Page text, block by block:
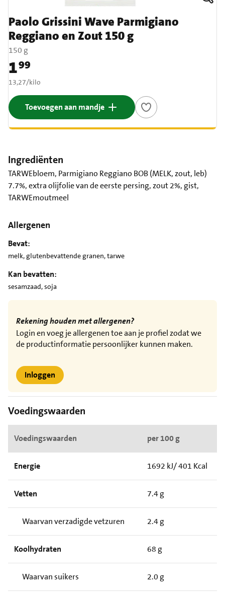
Paolo Grissini Wave Parmigiano
Reggiano en Zout 150 g
150 g
Prijs: € 1,99
199
€ 13,27 per kilo
13,27/kilo
Toevoegen aan mandje
Ingrediënten
TARWEbloem, Parmigiano Reggiano BOB (MELK, zout, leb)
7.7%, extra olijfolie van de eerste persing, zout 2%, gist,
TARWEmoutmeel
Allergenen
Bevat:
melk, glutenbevattende granen, tarwe
Kan bevatten:
sesamzaad, soja
Rekening houden met allergenen?
Login en voeg je allergenen toe aan je profiel zodat we
de productinformatie persoonlijker kunnen maken.
Inloggen
Voedingswaarden
Voedingswaarden per 100 g
Energie 1692 kJ/ 401 Kcal
Vetten 7.4 g
Waarvan verzadigde vetzuren 2.4 g
Koolhydraten 68 g
Waarvan suikers 2.0 g